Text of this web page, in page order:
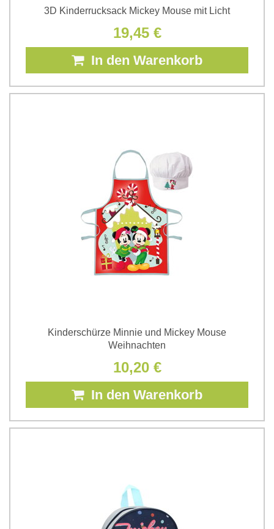
3D Kinderrucksack Mickey Mouse mit Licht
19,45 €
In den Warenkorb
Kinderschürze Minnie und Mickey Mouse
Weihnachten
10,20 €
In den Warenkorb